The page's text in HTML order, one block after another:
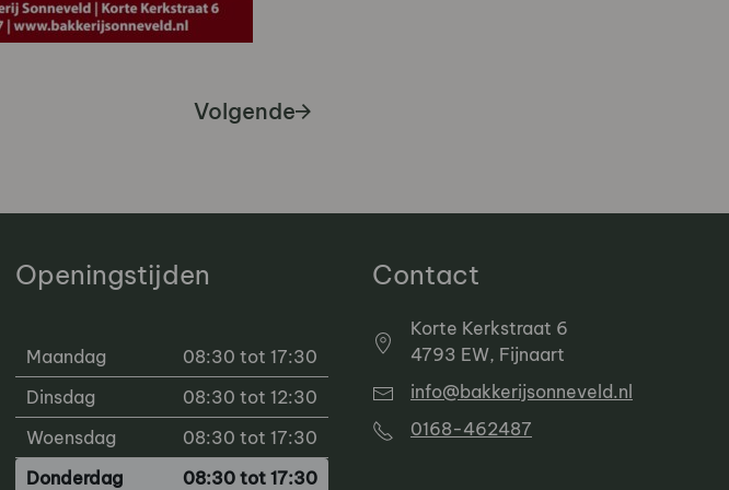
Volgende
Openingstijden
Maandag
08:30 tot 17:30
Dinsdag
08:30 tot 12:30
Woensdag
08:30 tot 17:30
Donderdag
08:30 tot 17:30
Contact
Korte Kerkstraat 6
4793 EW, Fijnaart
info@bakkerijsonneveld.nl
0168-462487